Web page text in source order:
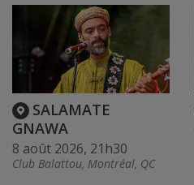
SALAMATE
GNAWA
8 août 2026, 21h30
Club Balattou, Montréal, QC